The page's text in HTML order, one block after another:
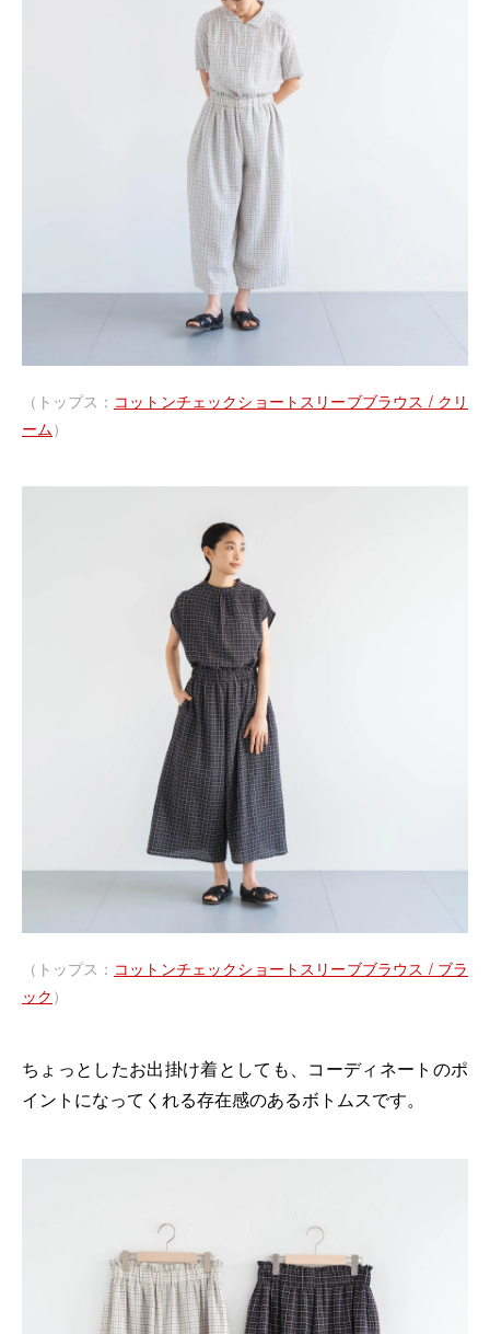
（トップス： コットンチェックショートスリーブブラウス / クリ
ーム）
（トップス： コットンチェックショートスリーブブラウス / ブラ
ック ）
ちょっとしたお出掛け着としても、コーディネートのポ
イントになってくれる存在感のあるボトムスです。